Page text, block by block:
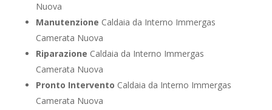
Nuova
Manutenzione Caldaia da Interno Immergas
Camerata Nuova
Riparazione Caldaia da Interno Immergas
Camerata Nuova
Pronto Intervento Caldaia da Interno Immergas
Camerata Nuova